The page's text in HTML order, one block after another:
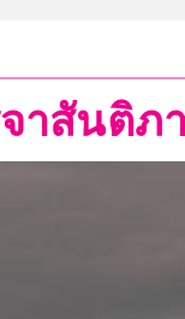
าสันติภ